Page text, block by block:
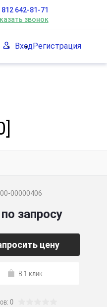
812 642-81-71
звонок
ВходРегистрация
00-00000406
запросу
цену
В 1 клик
0